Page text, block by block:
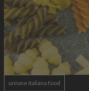
unione italiana food